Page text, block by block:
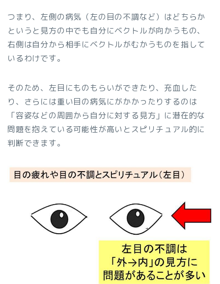
つまり、左側の病気（左の目の不調など）はどちらか
というと見方の中でも自分にベクトルが向かうもの、
右側は自分から相手にベクトルがむかうものを指して
いるわけです。
そのため、左目にものもらいができたり、充血した
り、さらには重い目の病気にがかかったりするのは
「容姿などの周囲から自分に対する見方」に潜在的な
問題を抱えている可能性が高いとスピリチュアル的に
判断できます。